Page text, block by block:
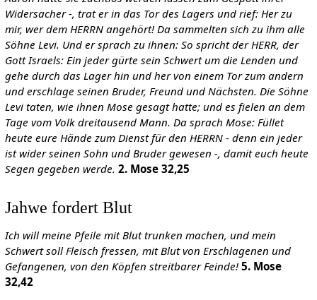
Widersacher -, trat er in das Tor des Lagers und rief: Her zu
mir, wer dem HERRN angehört! Da sammelten sich zu ihm alle
Söhne Levi. Und er sprach zu ihnen: So spricht der HERR, der
Gott Israels: Ein jeder gürte sein Schwert um die Lenden und
gehe durch das Lager hin und her von einem Tor zum andern
und erschlage seinen Bruder, Freund und Nächsten. Die Söhne
Levi taten, wie ihnen Mose gesagt hatte; und es fielen an dem
Tage vom Volk dreitausend Mann. Da sprach Mose: Füllet
heute eure Hände zum Dienst für den HERRN - denn ein jeder
ist wider seinen Sohn und Bruder gewesen -, damit euch heute
Segen gegeben werde. 2. Mose 32,25
Jahwe fordert Blut
Ich will meine Pfeile mit Blut trunken machen, und mein
Schwert soll Fleisch fressen, mit Blut von Erschlagenen und
Gefangenen, von den Köpfen streitbarer Feinde! 5. Mose
32,42